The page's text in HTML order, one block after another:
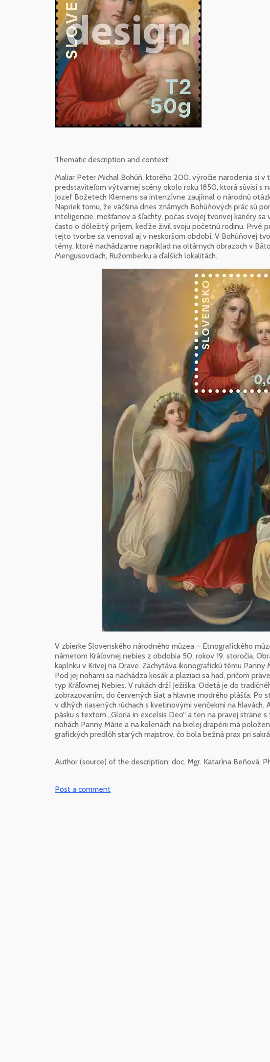
Thematic description and context:
Maliar Peter Michal Bohúň, ktorého 200. výročie narodenia si
predstaviteľom výtvarnej scény okolo roku 1850, ktorá súvisí s
Jozef Božetech Klemens sa intenzívne zaujímal o národnú
Napriek tomu, že väčšina dnes známych Bohúňových prác sú
inteligencie, mešťanov a šľachty, počas svojej tvorivej kariéry
často o dôležitý príjem, keďže živil svoju početnú rodinu. Prvé
tejto tvorbe sa venoval aj v neskoršom období. V Bohúňovej
témy, ktoré nachádzame napríklad na oltárnych obrazoch v
Mengusovciach, Ružomberku a ďalších lokalitách.
V zbierke Slovenského národného múzea – Etnografického
námetom Kráľovnej nebies z obdobia 50. rokov 19. storočia.
kaplnku v Krivej na Orave. Zachytáva ikonografickú tému
Pod jej nohami sa nachádza kosák a plaziaci sa had, pričom
typ Kráľovnej Nebies. V rukách drží Ježiška. Odetá je do
zobrazovaním, do červených šiat a hlavne modrého plášťa. Po
v dlhých riasených rúchach s kvetinovými venčekmi na
pásku s textom „Gloria in excelsis Deo“ a ten na pravej strane
nohách Panny Márie a na kolenách na bielej drapérii má
grafických predlôh starých majstrov, čo bola bežná prax pri
Author (source) of the description: doc. Mgr. Katarína Beňová,
Post a comment